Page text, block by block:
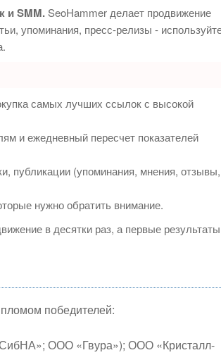
и SMM.SeoHammer делает продвижение
упоминания, пресс-релизы -
самых лучших ссылок с высокой
и ежедневный пересчет показателей
публикации (упоминания, мнения, отзывы,
нужно обратить внимание.
в десятки раз, а первые результаты
победителей:
ООО «Гвура»); ООО «Кристалл-